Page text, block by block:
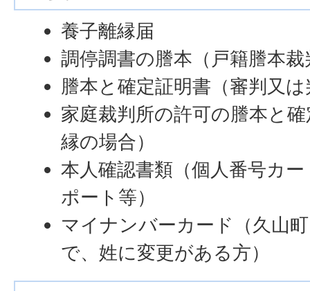
養子離縁届
調停調書の謄本（戸籍謄本
謄本と確定証明書（審判又
家庭裁判所の許可の謄本と
縁の場合）
本人確認書類（個人番号カ
ポート等）
マイナンバーカード（久山
で、姓に変更がある方）